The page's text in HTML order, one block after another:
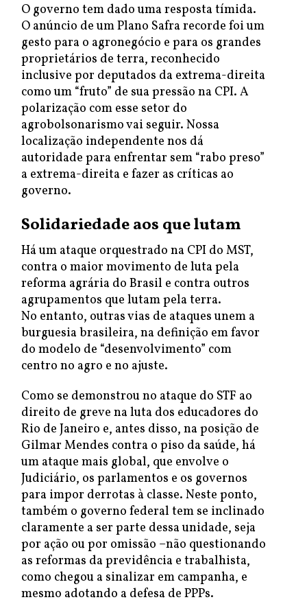
O governo tem dado uma resposta tímida.
O anúncio de um Plano Safra recorde foi um
gesto para o agronegócio e para os grandes
proprietários de terra, reconhecido
inclusive por deputados da extrema-direita
como um “fruto” de sua pressão na CPI. A
polarização com esse setor do
agrobolsonarismo vai seguir. Nossa
localização independente nos dá
autoridade para enfrentar sem “rabo preso”
a extrema-direita e fazer as críticas ao
governo.
Solidariedade aos que lutam
Há um ataque orquestrado na CPI do MST,
contra o maior movimento de luta pela
reforma agrária do Brasil e contra outros
agrupamentos que lutam pela terra.
No entanto, outras vias de ataques unem a
burguesia brasileira, na definição em favor
do modelo de “desenvolvimento” com
centro no agro e no ajuste.
Como se demonstrou no ataque do STF ao
direito de greve na luta dos educadores do
Rio de Janeiro e, antes disso, na posição de
Gilmar Mendes contra o piso da saúde, há
um ataque mais global, que envolve o
Judiciário, os parlamentos e os governos
para impor derrotas à classe. Neste ponto,
também o governo federal tem se inclinado
claramente a ser parte dessa unidade, seja
por ação ou por omissão –não questionando
as reformas da previdência e trabalhista,
como chegou a sinalizar em campanha, e
mesmo adotando a defesa de PPPs.